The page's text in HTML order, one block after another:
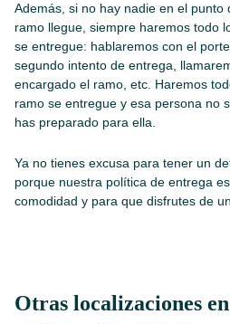
Además, si no hay nadie en el
ramo llegue, siempre haremos todo
se entregue: hablaremos con el
segundo intento de entrega,
encargado el ramo, etc. Haremos
ramo se entregue y esa persona no
has preparado para ella.
Ya no tienes excusa para tener un
porque nuestra política de entrega
comodidad y para que disfrutes de
Otras localizaciones